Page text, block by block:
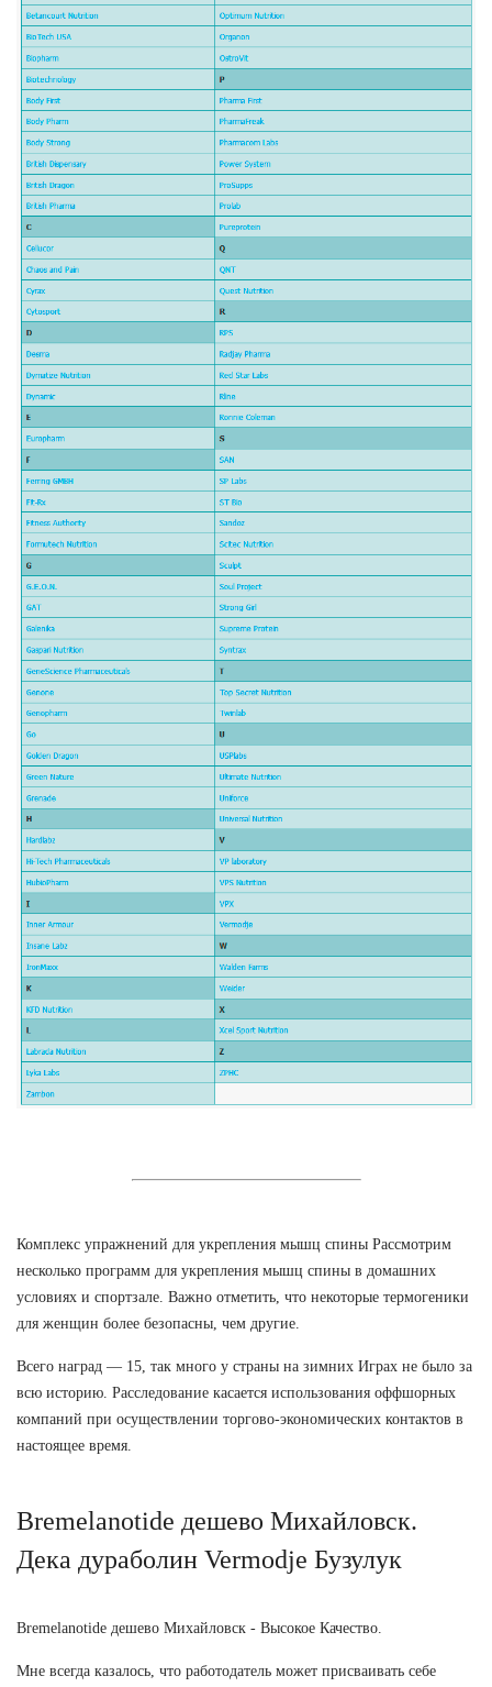
Комплекс упражнений для укрепления мышц спины Рассмотрим
несколько программ для укрепления мышц спины в домашних
условиях и спортзале. Важно отметить, что некоторые термогеники
для женщин более безопасны, чем другие.
Всего наград — 15, так много у страны на зимних Играх не было за
всю историю. Расследование касается использования оффшорных
компаний при осуществлении торгово-экономических контактов в
настоящее время.
Bremelanotide дешево Михайловск.
Дека дураболин Vermodje Бузулук
Bremelanotide дешево Михайловск - Высокое Качество.
Мне всегда казалось, что работодатель может присваивать себе